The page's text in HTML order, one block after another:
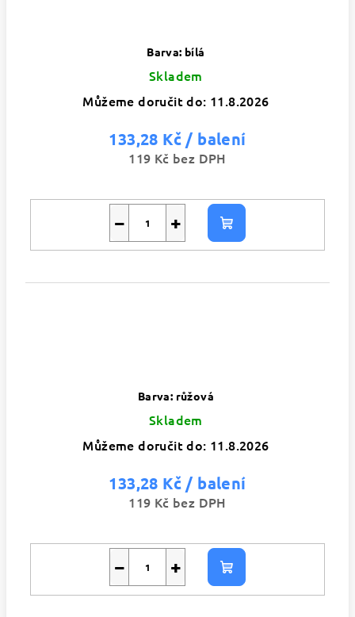
Barva: bílá
Skladem
Můžeme doručit do: 11.8.2026
133,28 Kč / balení
119 Kč bez DPH
+
− Do
košíku
Barva: růžová
Skladem
Můžeme doručit do: 11.8.2026
133,28 Kč / balení
119 Kč bez DPH
+
− Do
košíku